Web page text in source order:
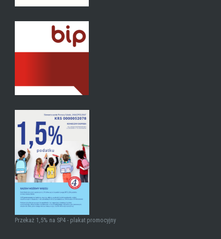
Przekaż 1,5% na SP4 - plakat promocyjny